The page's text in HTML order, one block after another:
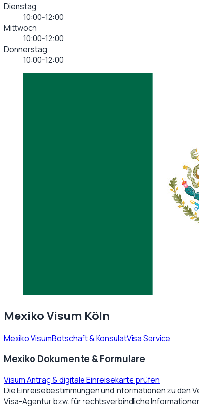
Dienstag
10:00-12:00
Mittwoch
10:00-12:00
Donnerstag
10:00-12:00
Mexiko Visum Köln
Mexiko VisumBotschaft & KonsulatVisa Service
Mexiko Dokumente & Formulare
Visum Antrag & digitale Einreisekarte prüfen
Die Einreisebestimmungen und Informationen zu den
Visa-Agentur bzw. für rechtsverbindliche